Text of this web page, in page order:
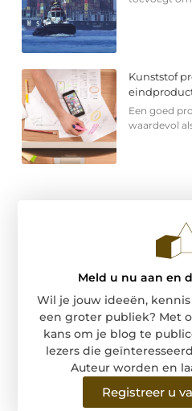
Kunststof
Een goed
waardevol
Meld u nu aan en
Wil je jouw ideeën,
een groter publiek? Met
kans om je blog te
lezers die
Auteur worden en
Registreer u